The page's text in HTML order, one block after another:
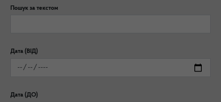
Пошук за текстом
Дата (ВІД)
Дата (ДО)